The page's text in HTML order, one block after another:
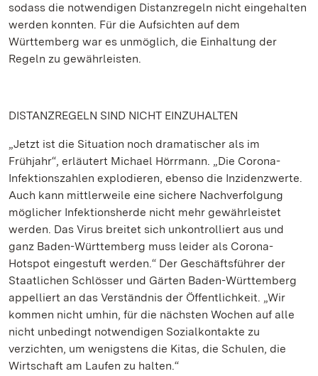
sodass die notwendigen Distanzregeln nicht eingehalten
werden konnten. Für die Aufsichten auf dem
Württemberg war es unmöglich, die Einhaltung der
Regeln zu gewährleisten.
DISTANZREGELN SIND NICHT EINZUHALTEN
„Jetzt ist die Situation noch dramatischer als im
Frühjahr“, erläutert Michael Hörrmann. „Die Corona-
Infektionszahlen explodieren, ebenso die Inzidenzwerte.
Auch kann mittlerweile eine sichere Nachverfolgung
möglicher Infektionsherde nicht mehr gewährleistet
werden. Das Virus breitet sich unkontrolliert aus und
ganz Baden-Württemberg muss leider als Corona-
Hotspot eingestuft werden.“ Der Geschäftsführer der
Staatlichen Schlösser und Gärten Baden-Württemberg
appelliert an das Verständnis der Öffentlichkeit. „Wir
kommen nicht umhin, für die nächsten Wochen auf alle
nicht unbedingt notwendigen Sozialkontakte zu
verzichten, um wenigstens die Kitas, die Schulen, die
Wirtschaft am Laufen zu halten.“